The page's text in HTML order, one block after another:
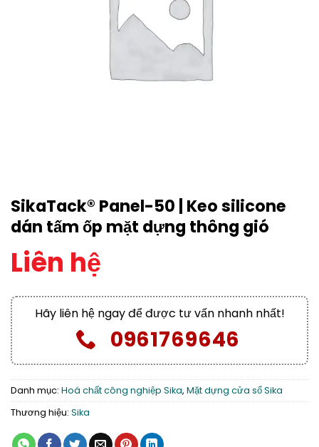
SikaTack® Panel-50 | Keo silicone
dán tấm ốp mặt dựng thông gió
Liên hệ
Hãy liên hệ ngay để được tư vấn nhanh nhất!
0961769646
Danh mục: Hoá chất công nghiệp Sika, Mặt dựng cửa sổ Sika
Thương hiệu: Sika